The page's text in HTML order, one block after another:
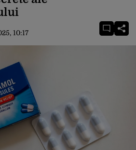
10:17